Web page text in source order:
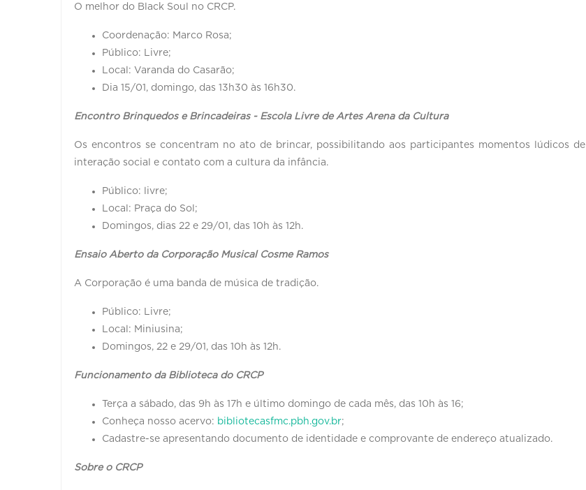
O melhor do Black Soul no CRCP.
Coordenação: Marco Rosa;
Público: Livre;
Local: Varanda do Casarão;
Dia 15/01, domingo, das 13h30 às 16h30.
Encontro Brinquedos e Brincadeiras - Escola Livre de Artes Arena da Cultura
Os encontros se concentram no ato de brincar, possibilitando aos participantes momentos lúdicos de
interação social e contato com a cultura da infância.
Público: livre;
Local: Praça do Sol;
Domingos, dias 22 e 29/01, das 10h às 12h.
Ensaio Aberto da Corporação Musical Cosme Ramos
A Corporação é uma banda de música de tradição.
Público: Livre;
Local: Miniusina;
Domingos, 22 e 29/01, das 10h às 12h.
Funcionamento da Biblioteca do CRCP
Terça a sábado, das 9h às 17h e último domingo de cada mês, das 10h às 16;
Conheça nosso acervo: bibliotecasfmc.pbh.gov.br;
Cadastre-se apresentando documento de identidade e comprovante de endereço atualizado.
Sobre o CRCP